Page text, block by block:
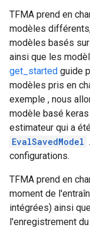
TFMA prend en
modèles
modèles basés
ainsi que les
get_started guide
modèles pris en
exemple , nous
modèle basé
estimateur qui a
EvalSavedModel
configurations.
TFMA prend en
moment de
intégrées) ainsi
l'enregistrement